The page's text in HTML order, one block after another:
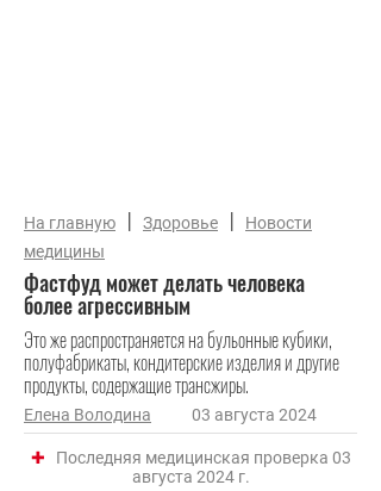
На главную | Здоровье |
Новости
медицины
Фастфуд может делать человека
более агрессивным
Это же распространяется на бульонные кубики,
полуфабрикаты, кондитерские изделия и другие
продукты, содержащие трансжиры.
Елена Володина 03 августа 2024
Последняя медицинская проверка 03
августа 2024 г.